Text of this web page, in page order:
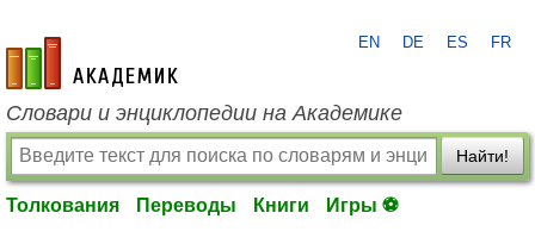
academic.ru
EN DE ES FR
Словари и энциклопедии на Академике
Найти!
Толкования Переводы Книги Игры ⚽